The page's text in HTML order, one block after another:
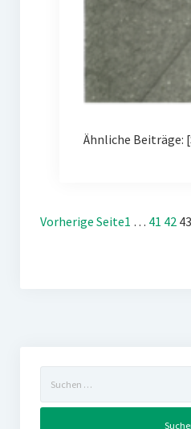
Ähnliche Beiträge:
Vorherige Seite1 … 41 42 43
nach: